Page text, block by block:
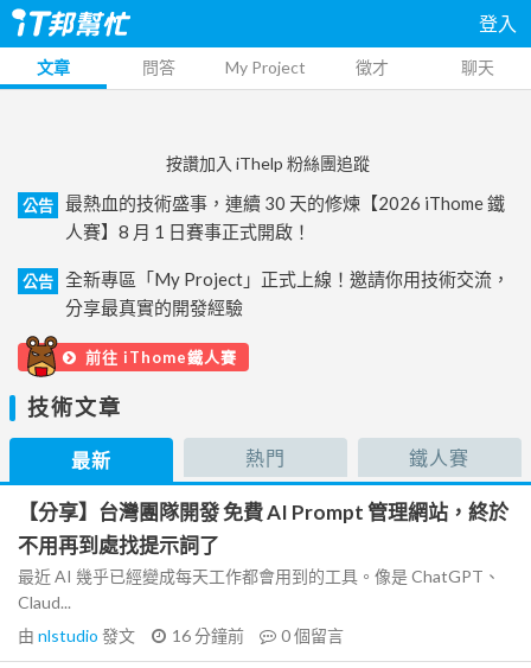
登入
文章 問答 My Project 徵才 聊天
按讚加入 iThelp 粉絲團追蹤
公告
最熱血的技術盛事，連續 30 天的修煉【2026 iThome 鐵
人賽】8 月 1 日賽事正式開啟！
公告
全新專區「My Project」正式上線！邀請你用技術交流，
分享最真實的開發經驗
前往 iThome鐵人賽
技術文章
最新 熱門 鐵人賽
【分享】台灣團隊開發 免費 AI Prompt 管理網站，終於
不用再到處找提示詞了
最近 AI 幾乎已經變成每天工作都會用到的工具。像是 ChatGPT、
Claud...
由 nlstudio 發文 16 分鐘前 0個留言